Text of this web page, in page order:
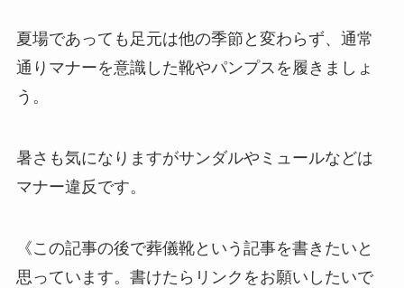
夏場であっても足元は他の季節と変わらず、通常
通りマナーを意識した靴やパンプスを履きましょ
う。
暑さも気になりますがサンダルやミュールなどは
マナー違反です。
《この記事の後で葬儀靴という記事を書きたいと
思っています。書けたらリンクをお願いしたいで